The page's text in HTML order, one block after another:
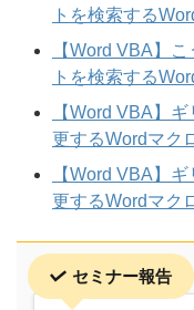
トを検索する
【Word VBA】
トを検索する
【Word VBA】
更するWordマク
【Word VBA】
更するWordマク
セミナー報告